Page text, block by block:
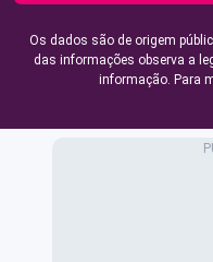
Os dados são de origem
das informações observa a
informação. Para